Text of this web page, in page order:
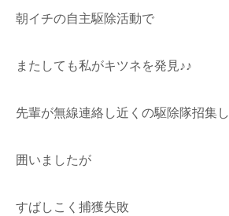
朝イチの自主駆除活動で
またしても私がキツネを発見♪♪
先輩が無線連絡し近くの駆除隊招集し
囲いましたが
すばしこく捕獲失敗